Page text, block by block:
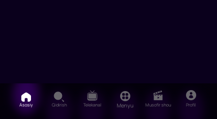
Asosiy Qidirish Telekanal Menyu Musofir shou Profil